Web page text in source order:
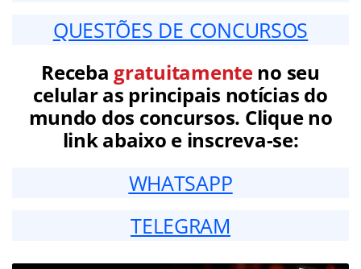
QUESTÕES DE CONCURSOS
Receba gratuitamenteno seu
celular as principais notícias do
mundo dos concursos. Clique no
link abaixo e inscreva-se:
WHATSAPP
TELEGRAM